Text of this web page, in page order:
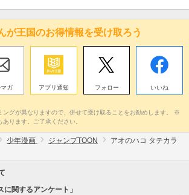
が王国のお得情報を受け取ろう
マガ アプリ通知 フォロー いいね
グが異なりますので、併せて受け取ることをお勧めします。 ※
ります。ご了承ください。
少年漫画 ジャンプTOON
アオのハコ タテカラ
に関するアンケート」